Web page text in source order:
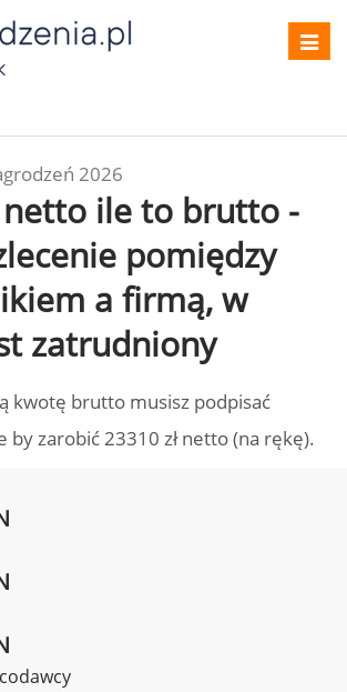
2026
netto ile to brutto -
pomiędzy
a firmą, w
zatrudniony
kwotę brutto musisz podpisać
by zarobić 23310 zł netto (na rękę).